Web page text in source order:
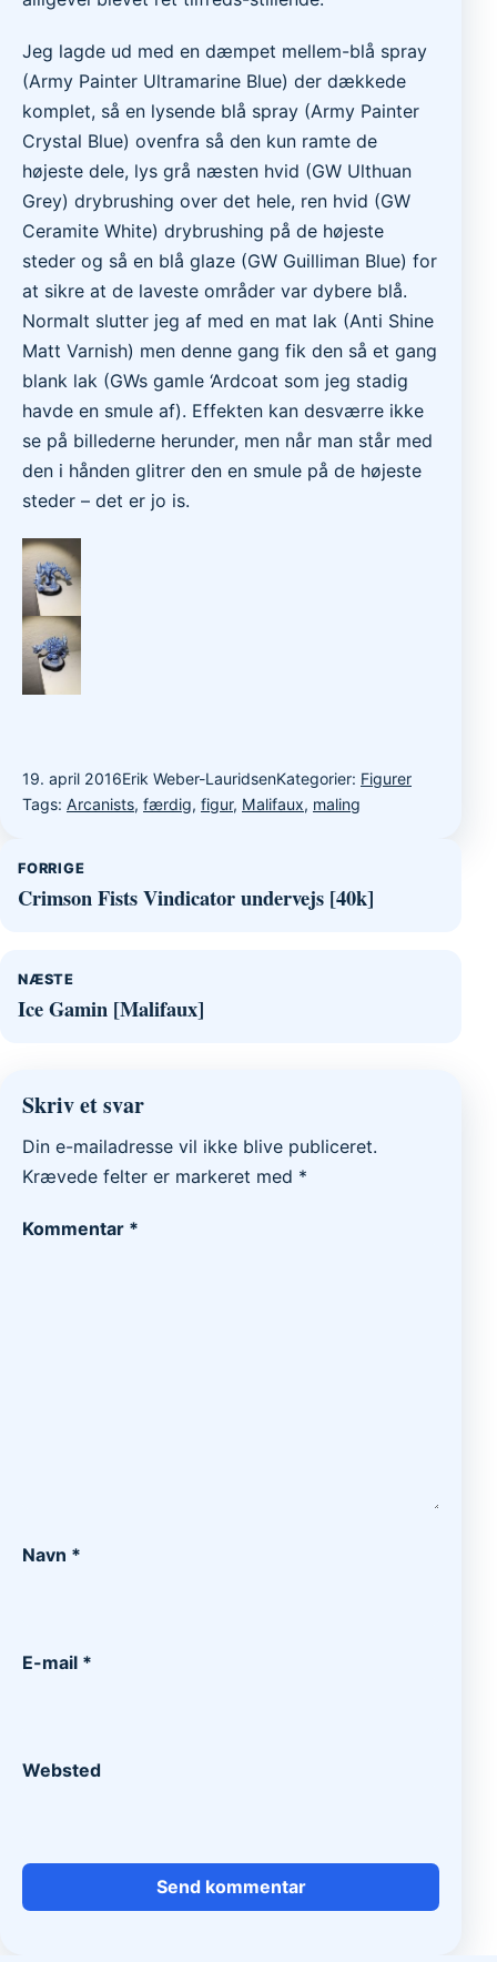
Jeg lagde ud med en dæmpet mellem-blå spray
(Army Painter Ultramarine Blue) der dækkede
komplet, så en lysende blå spray (Army Painter
Crystal Blue) ovenfra så den kun ramte de
højeste dele, lys grå næsten hvid (GW Ulthuan
Grey) drybrushing over det hele, ren hvid (GW
Ceramite White) drybrushing på de højeste
steder og så en blå glaze (GW Guilliman Blue) for
at sikre at de laveste områder var dybere blå.
Normalt slutter jeg af med en mat lak (Anti Shine
Matt Varnish) men denne gang fik den så et gang
blank lak (GWs gamle ‘Ardcoat som jeg stadig
havde en smule af). Effekten kan desværre ikke
se på billederne herunder, men når man står med
den i hånden glitrer den en smule på de højeste
steder – det er jo is.
19. april 2016Erik Weber-LauridsenKategorier: Figurer
Tags: Arcanists, færdig, figur, Malifaux, maling
Indlægsnavigation
FORRIGE
Crimson Fists Vindicator undervejs [40k]
NÆSTE
Ice Gamin [Malifaux]
Skriv et svar
Din e-mailadresse vil ikke blive publiceret.
Krævede felter er markeret med *
Kommentar *
Navn *
E-mail *
Websted